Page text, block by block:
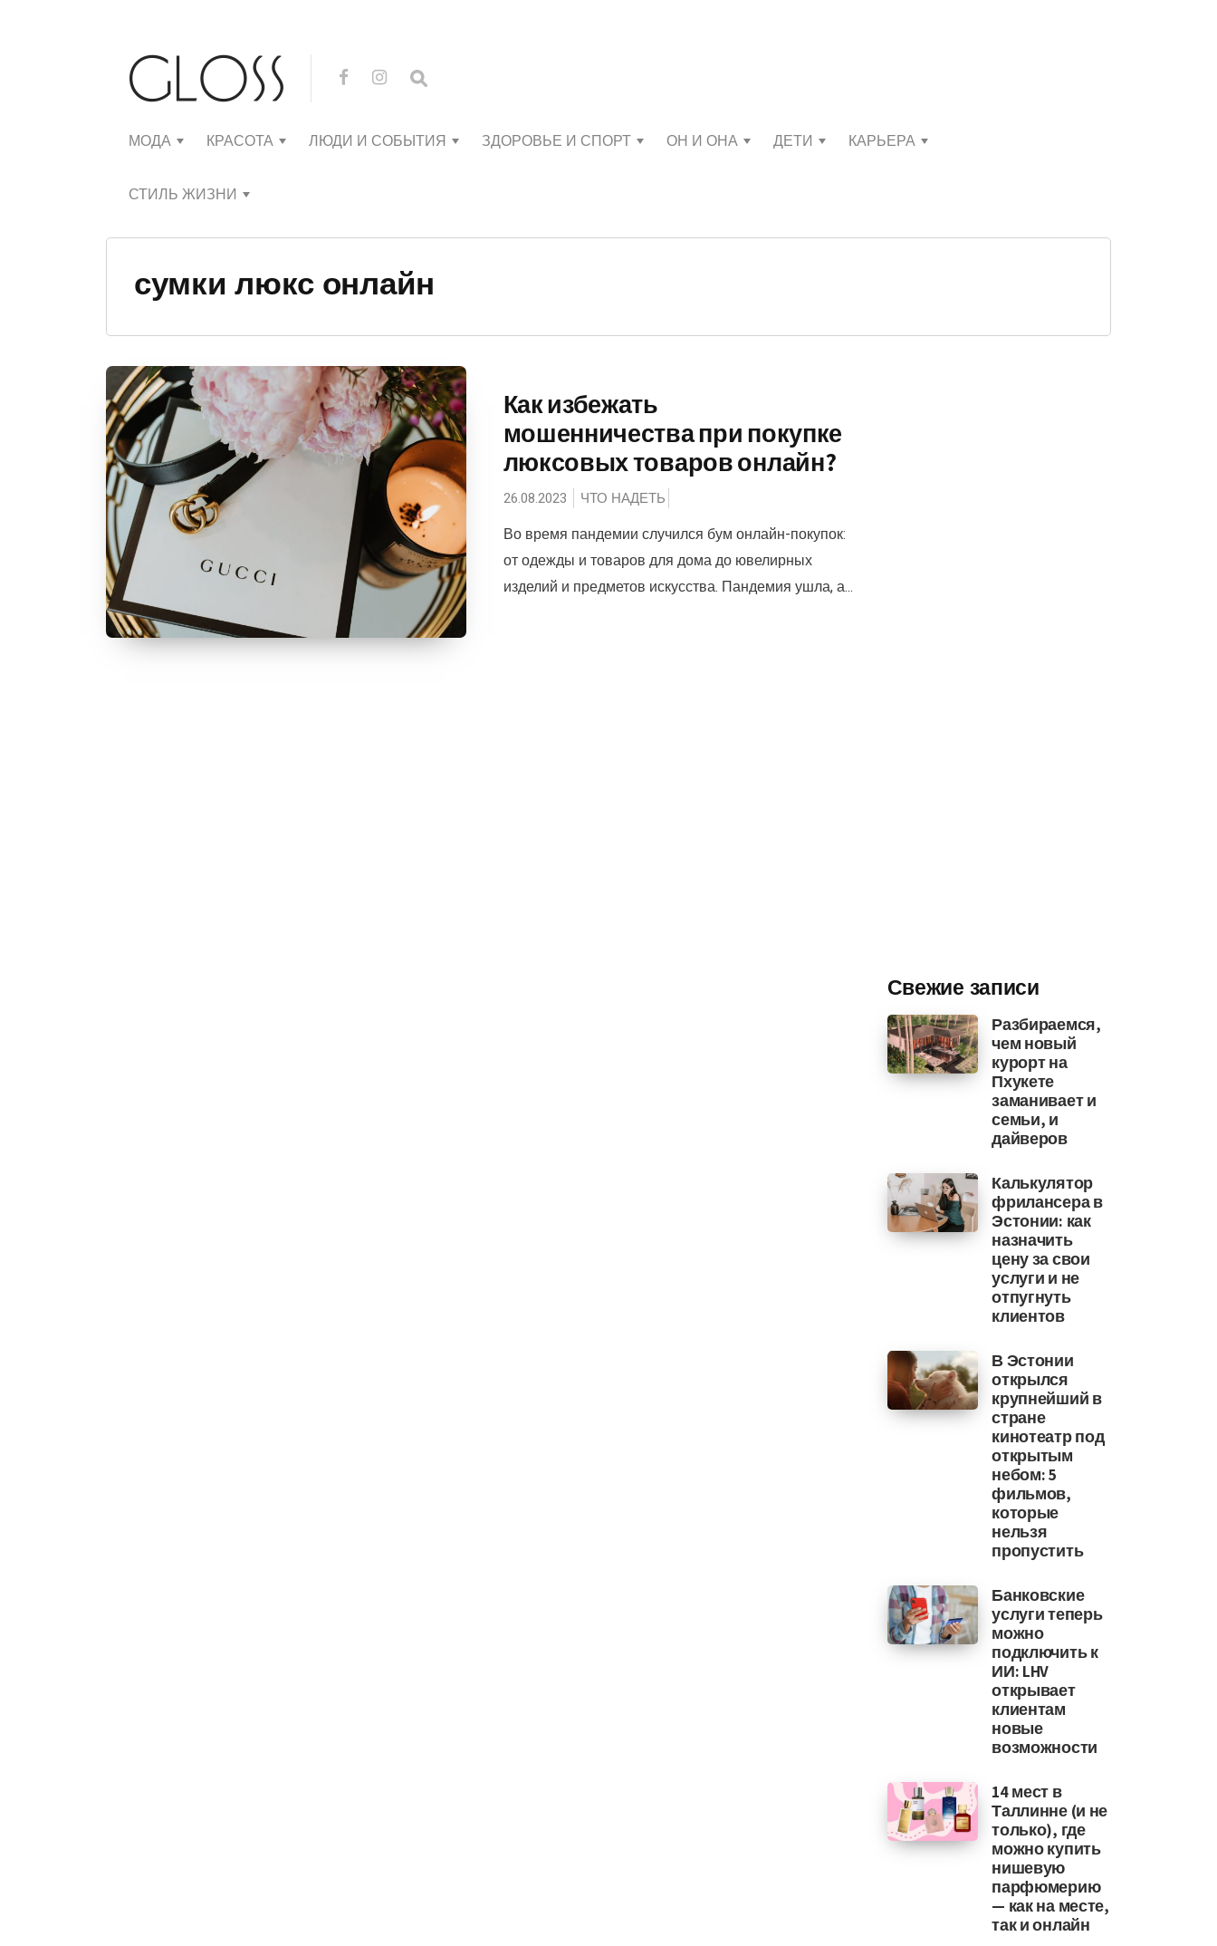
МОДА КРАСОТА ЛЮДИ И СОБЫТИЯ ЗДОРОВЬЕ И СПОРТ ОН И ОНА ДЕТИ КАРЬЕРА
СТИЛЬ ЖИЗНИ
сумки люкс онлайн
Как избежать
мошенничества при покупке
люксовых товаров онлайн?
26.08.2023 ЧТО НАДЕТЬ
Во время пандемии случился бум онлайн-покупок:
от одежды и товаров для дома до ювелирных
изделий и предметов искусства. Пандемия ушла, а...
Свежие записи
Разбираемся,
чем новый
курорт на
Пхукете
заманивает и
семьи, и
дайверов
Калькулятор
фрилансера в
Эстонии: как
назначить
цену за свои
услуги и не
отпугнуть
клиентов
В Эстонии
открылся
крупнейший в
стране
кинотеатр под
открытым
небом: 5
фильмов,
которые
нельзя
пропустить
Банковские
услуги теперь
можно
подключить к
ИИ: LHV
открывает
клиентам
новые
возможности
14 мест в
Таллинне (и не
только), где
можно купить
нишевую
парфюмерию
— как на месте,
так и онлайн